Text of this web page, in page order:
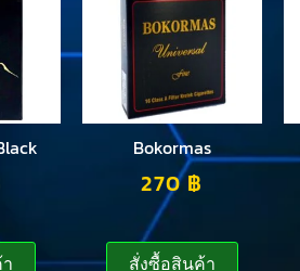
Bokormas
270฿
สั่งซื้อสินค้า